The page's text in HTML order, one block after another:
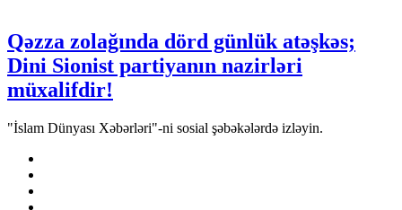
Qəzza zolağında dörd günlük atəşkəs;
Dini Sionist partiyanın nazirləri
müxalifdir!
"İslam Dünyası Xəbərləri"-ni sosial şəbəkələrdə izləyin.